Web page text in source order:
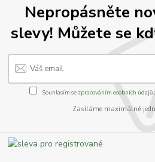
Nepropásněte
slevy! Můžete se
Souhlasím se zpracováním osobních údajů
Zasíláme maximálně